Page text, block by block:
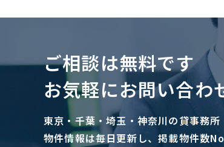
ご相談は無料です
お気軽にお問い合わ
東京・千葉・埼玉・神奈川の貸事務
物件情報は毎日更新し、掲載物件数